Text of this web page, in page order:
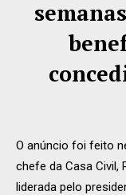
O anúncio foi feito
chefe da Casa Civil,
liderada pelo